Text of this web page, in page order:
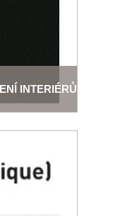
INTERIÉRŮ